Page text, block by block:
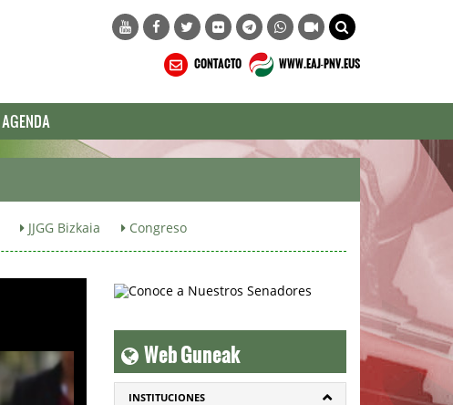
CONTACTO WWW.EAJ-PNV.EUS
AGENDA
JJGG Bizkaia Congreso
Web Guneak
INSTITUCIONES